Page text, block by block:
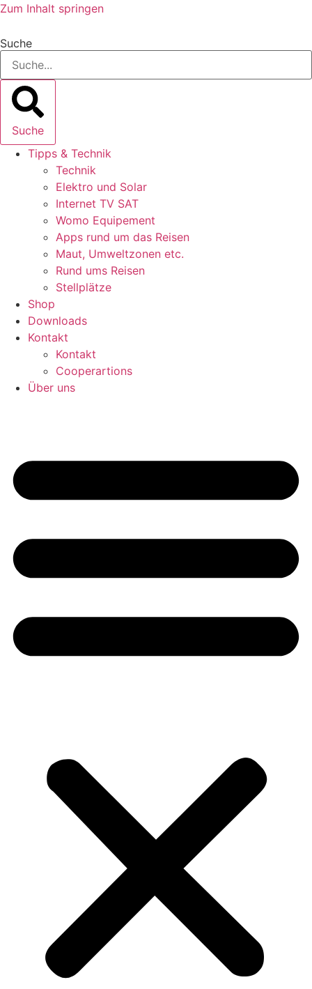
Zum Inhalt springen
Suche
Suche
Tipps & Technik
Technik
Elektro und Solar
Internet TV SAT
Womo Equipement
Apps rund um das Reisen
Maut, Umweltzonen etc.
Rund ums Reisen
Stellplätze
Shop
Downloads
Kontakt
Kontakt
Cooperartions
Über uns